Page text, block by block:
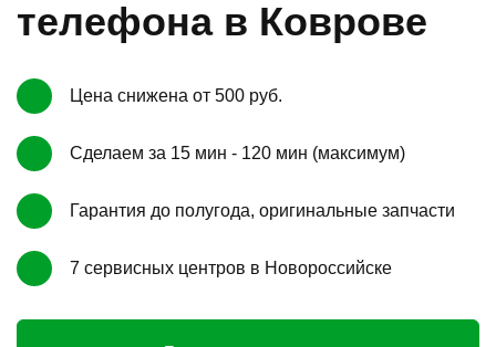
телефона в Коврове
Цена снижена от 500 руб.
Сделаем за 15 мин - 120 мин (максимум)
Гарантия до полугода, оригинальные запчасти
7 сервисных центров в Новороссийске